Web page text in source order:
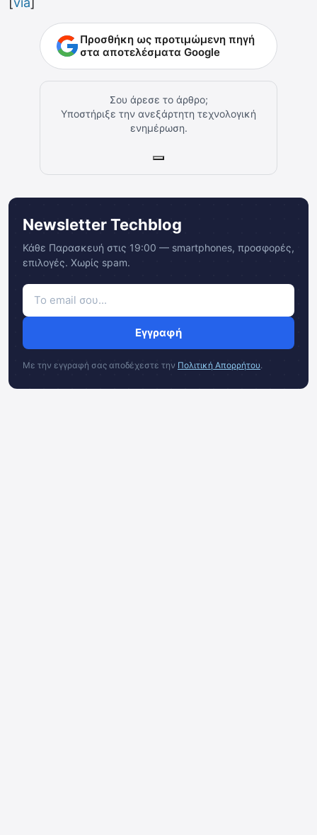
Προσθήκη ως προτιμώμενη πηγή
στα αποτελέσματα Google
Σου άρεσε το άρθρο;
Υποστήριξε την ανεξάρτητη τεχνολογική
ενημέρωση.
Newsletter Techblog
Κάθε Παρασκευή στις 19:00 — smartphones, προσφορές,
επιλογές. Χωρίς spam.
Εγγραφή
Με την εγγραφή σας αποδέχεστε την Πολιτική Απορρήτου.